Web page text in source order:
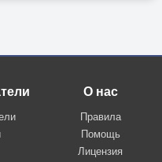
О нас
Правила
Помощь
Лицензия